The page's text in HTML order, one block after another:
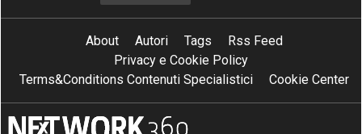
About Autori Tags
Rss Feed
Privacy e Cookie Policy
Terms&Conditions Contenuti Specialistici
Cookie Center